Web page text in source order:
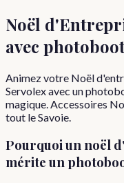
Noël
avec
Animez votre Noël
Servolex avec un
magique. Accessoires
tout le Savoie.
Pourquoiun noël
mérite un